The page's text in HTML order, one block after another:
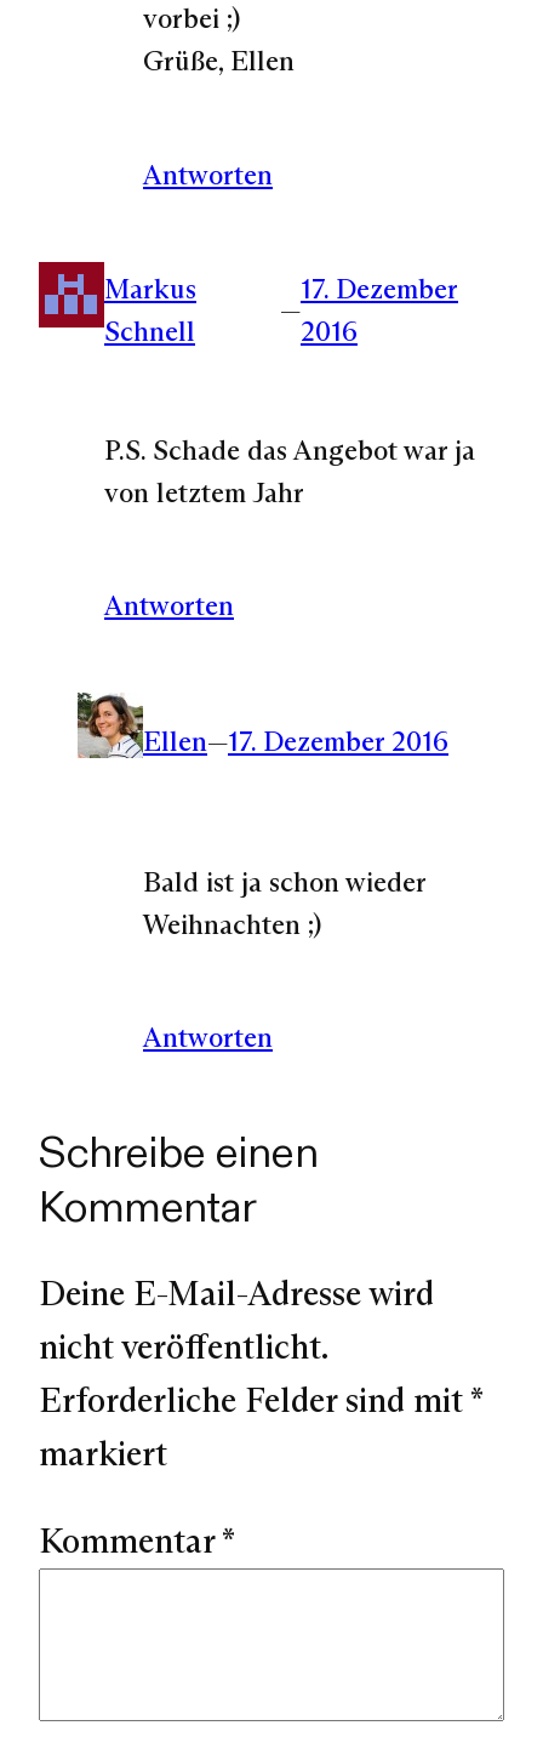
vorbei ;)
Grüße, Ellen
Antworten
Markus
Schnell
—
17. Dezember
2016
P.S. Schade das Angebot war ja
von letztem Jahr
Antworten
Ellen—17. Dezember 2016
Bald ist ja schon wieder
Weihnachten ;)
Antworten
Schreibe einen
Kommentar
Deine E-Mail-Adresse wird
nicht veröffentlicht.
Erforderliche Felder sind mit *
markiert
Kommentar*